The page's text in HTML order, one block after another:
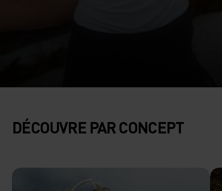
DÉCOUVRE PAR CONCEPT